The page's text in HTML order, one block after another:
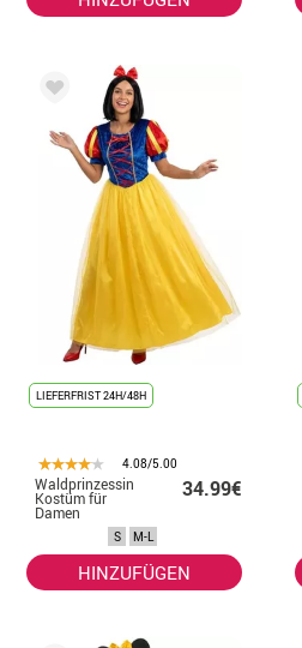
LIEFERFRIST 24H/48H
4.08/5.00
Waldprinzessin
Kostüm für
Damen
34.99€
S M-L
HINZUFÜGEN